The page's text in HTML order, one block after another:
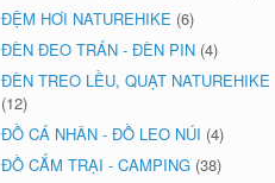
ĐỆM HƠI NATUREHIKE (6)
ĐÈN ĐEO TRÁN - ĐÈN PIN (4)
ĐÈN TREO LỀU, QUẠT NATUREHIKE
(12)
ĐỒ CÁ NHÂN - ĐỒ LEO NÚI (4)
ĐỒ CẮM TRẠI - CAMPING (38)